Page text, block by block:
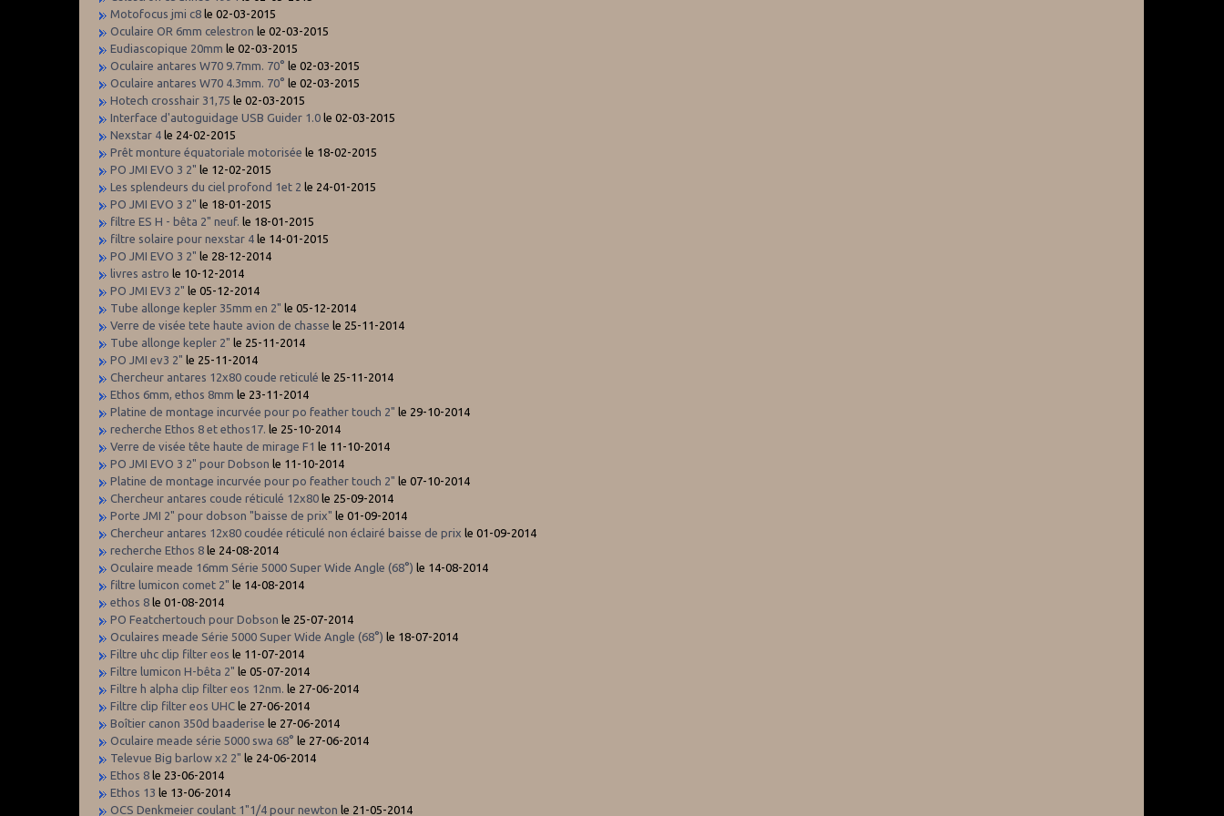
Motofocus jmi c8 le 02-03-2015
Oculaire OR 6mm celestron le 02-03-2015
Eudiascopique 20mm le 02-03-2015
Oculaire antares W70 9.7mm. 70° le 02-03-2015
Oculaire antares W70 4.3mm. 70° le 02-03-2015
Hotech crosshair 31,75 le 02-03-2015
Interface d'autoguidage USB Guider 1.0 le 02-03-2015
Nexstar 4 le 24-02-2015
Prêt monture équatoriale motorisée le 18-02-2015
PO JMI EVO 3 2" le 12-02-2015
Les splendeurs du ciel profond 1et 2 le 24-01-2015
PO JMI EVO 3 2" le 18-01-2015
filtre ES H - bêta 2" neuf. le 18-01-2015
filtre solaire pour nexstar 4 le 14-01-2015
PO JMI EVO 3 2" le 28-12-2014
livres astro le 10-12-2014
PO JMI EV3 2" le 05-12-2014
Tube allonge kepler 35mm en 2" le 05-12-2014
Verre de visée tete haute avion de chasse le 25-11-2014
Tube allonge kepler 2" le 25-11-2014
PO JMI ev3 2" le 25-11-2014
Chercheur antares 12x80 coude reticulé le 25-11-2014
Ethos 6mm, ethos 8mm le 23-11-2014
Platine de montage incurvée pour po feather touch 2" le 29-10-2014
recherche Ethos 8 et ethos17. le 25-10-2014
Verre de visée tête haute de mirage F1 le 11-10-2014
PO JMI EVO 3 2" pour Dobson le 11-10-2014
Platine de montage incurvée pour po feather touch 2" le 07-10-2014
Chercheur antares coude réticulé 12x80 le 25-09-2014
Porte JMI 2" pour dobson "baisse de prix" le 01-09-2014
Chercheur antares 12x80 coudée réticulé non éclairé baisse de prix le 01-09-2014
recherche Ethos 8 le 24-08-2014
Oculaire meade 16mm Série 5000 Super Wide Angle (68°) le 14-08-2014
filtre lumicon comet 2" le 14-08-2014
ethos 8 le 01-08-2014
PO Featchertouch pour Dobson le 25-07-2014
Oculaires meade Série 5000 Super Wide Angle (68°) le 18-07-2014
Filtre uhc clip filter eos le 11-07-2014
Filtre lumicon H-bêta 2" le 05-07-2014
Filtre h alpha clip filter eos 12nm. le 27-06-2014
Filtre clip filter eos UHC le 27-06-2014
Boîtier canon 350d baaderise le 27-06-2014
Oculaire meade série 5000 swa 68° le 27-06-2014
Televue Big barlow x2 2" le 24-06-2014
Ethos 8 le 23-06-2014
Ethos 13 le 13-06-2014
OCS Denkmeier coulant 1"1/4 pour newton le 21-05-2014